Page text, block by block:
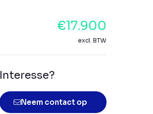
€17.900
excl. BTW
Interesse?
Neem contact op